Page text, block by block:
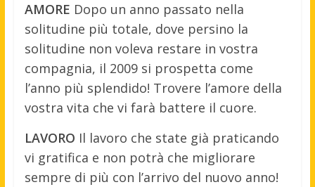
AMORE Dopo un anno passato nella
solitudine più totale, dove persino la
solitudine non voleva restare in vostra
compagnia, il 2009 si prospetta come
l’anno più splendido! Trovere l’amore della
vostra vita che vi farà battere il cuore.
LAVORO Il lavoro che state già praticando
vi gratifica e non potrà che migliorare
sempre di più con l’arrivo del nuovo anno!